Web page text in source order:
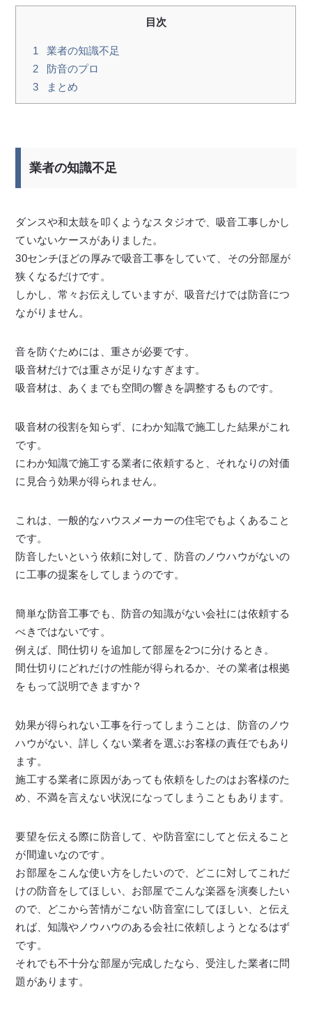
目次
1
業者の知識不足
2
防音のプロ
3
まとめ
業者の知識不足
ダンスや和太鼓を叩くようなスタジオで、吸音工事しかし
ていないケースがありました。
30センチほどの厚みで吸音工事をしていて、その分部屋が
狭くなるだけです。
しかし、常々お伝えしていますが、吸音だけでは防音につ
ながりません。
音を防ぐためには、重さが必要です。
吸音材だけでは重さが足りなすぎます。
吸音材は、あくまでも空間の響きを調整するものです。
吸音材の役割を知らず、にわか知識で施工した結果がこれ
です。
にわか知識で施工する業者に依頼すると、それなりの対価
に見合う効果が得られません。
これは、一般的なハウスメーカーの住宅でもよくあること
です。
防音したいという依頼に対して、防音のノウハウがないの
に工事の提案をしてしまうのです。
簡単な防音工事でも、防音の知識がない会社には依頼する
べきではないです。
例えば、間仕切りを追加して部屋を2つに分けるとき。
間仕切りにどれだけの性能が得られるか、その業者は根拠
をもって説明できますか？
効果が得られない工事を行ってしまうことは、防音のノウ
ハウがない、詳しくない業者を選ぶお客様の責任でもあり
ます。
施工する業者に原因があっても依頼をしたのはお客様のた
め、不満を言えない状況になってしまうこともあります。
要望を伝える際に防音して、や防音室にしてと伝えること
が間違いなのです。
お部屋をこんな使い方をしたいので、どこに対してこれだ
けの防音をしてほしい、お部屋でこんな楽器を演奏したい
ので、どこから苦情がこない防音室にしてほしい、と伝え
れば、知識やノウハウのある会社に依頼しようとなるはず
です。
それでも不十分な部屋が完成したなら、受注した業者に問
題があります。